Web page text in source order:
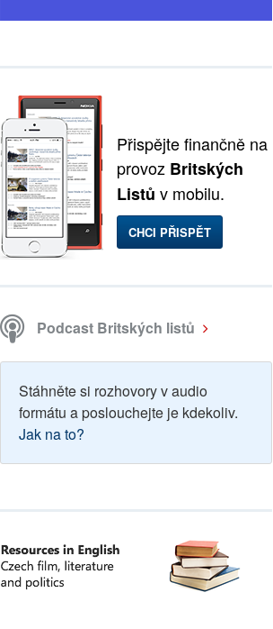
Přispějte finančně na
provoz Britských
Listů v mobilu.
CHCI PŘISPĚT
Podcast Britských listů
Stáhněte si rozhovory v audio
formátu a poslouchejte je kdekoliv.
Jak na to?